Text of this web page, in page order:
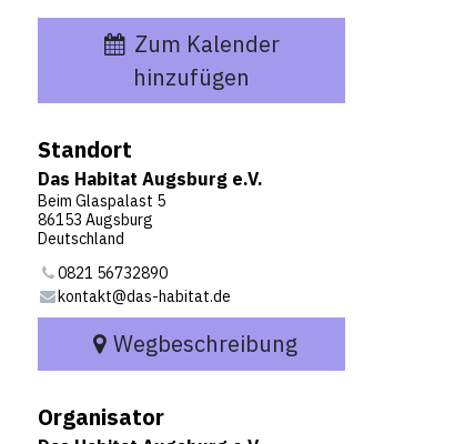
Zum Kalender
hinzufügen
Standort
Das Habitat Augsburg e.V.
Beim Glaspalast 5
86153 Augsburg
Deutschland
0821 56732890
kontakt@das-habitat.de
Wegbeschreibung
Organisator